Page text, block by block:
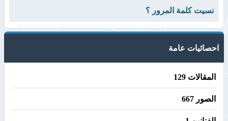
نسيت كلمة المرور ؟
احصائيات عامة
المقالات 129
الصور 667